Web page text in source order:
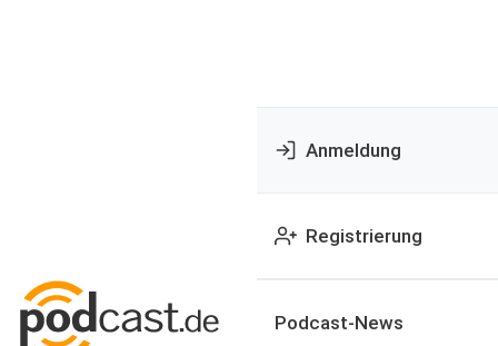
Anmeldung
Registrierung
Podcast-News